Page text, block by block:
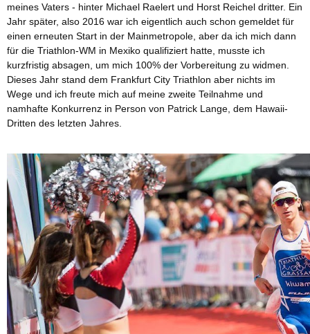
meines Vaters - hinter Michael Raelert und Horst Reichel dritter. Ein
Jahr später, also 2016 war ich eigentlich auch schon gemeldet für
einen erneuten Start in der Mainmetropole, aber da ich mich dann
für die Triathlon-WM in Mexiko qualifiziert hatte, musste ich
kurzfristig absagen, um mich 100% der Vorbereitung zu widmen.
Dieses Jahr stand dem Frankfurt City Triathlon aber nichts im
Wege und ich freute mich auf meine zweite Teilnahme und
namhafte Konkurrenz in Person von Patrick Lange, dem Hawaii-
Dritten des letzten Jahres.